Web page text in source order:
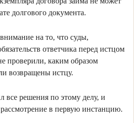
долгового документа.
на то, что суды,
ответчика перед истцом
проверили, каким образом
возвращены истцу.
решения по этому делу, и
в первую инстанцию.